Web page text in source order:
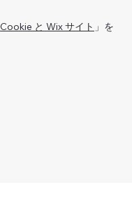
Cookie と Wix サイト 」を